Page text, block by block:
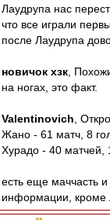
Лаудрупа нас
что все играли
после Лаудрупа
новичок хзк ,
на ногах, это факт.
Valentinovich ,
Жано - 61 матч, 8
Хурадо - 40 матчей,
есть еще маччасть и
информации, кроме